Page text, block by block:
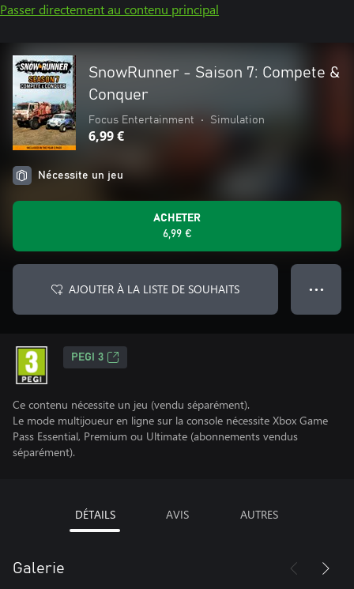
Passer directement au contenu principal
SnowRunner - Saison 7: Compete &
Conquer
Focus Entertainment • Simulation
6,99 €
Nécessite un jeu
ACHETER
6,99 €
AJOUTER À LA LISTE DE SOUHAITS ● ● ●
PEGI 3
Ce contenu nécessite un jeu (vendu séparément).
Le mode multijoueur en ligne sur la console nécessite Xbox Game
Pass Essential, Premium ou Ultimate (abonnements vendus
séparément).
DÉTAILS AVIS AUTRES
Galerie